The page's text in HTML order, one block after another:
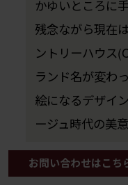
かゆいところに
残念ながら現在
ントリーハウス
ランド名が変わ
絵になるデザイ
ージュ時代の美
細な技が光る家
人々に愛され続
お問い合わせはこち